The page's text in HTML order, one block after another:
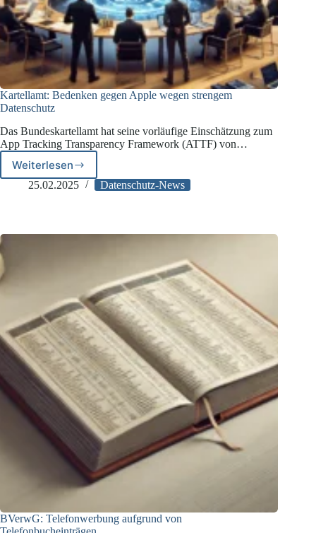
Kartellamt: Bedenken gegen Apple wegen strengem
Datenschutz
Das Bundeskartellamt hat seine vorläufige Einschätzung zum
App Tracking Transparency Framework (ATTF) von…
WeiterlesenKartellamt:
Bedenken
strengem
25.02.2025 Datenschutz-News
BVerwG: Telefonwerbung aufgrund von